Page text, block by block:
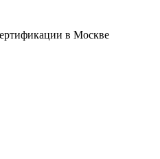
в Москве